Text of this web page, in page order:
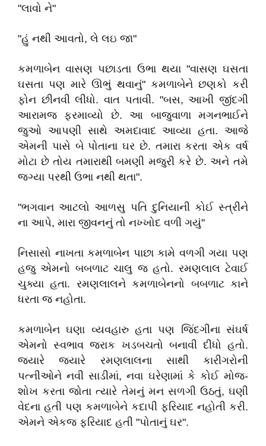
"લાવો ને"
"હું નથી આવતો, લે લઇ જા"
કમળાબેન વાસણ પછાડતા ઉભા થયા "વાસણ ઘસતા
ઘસતા પણ મારે ઊભું થવાનું" કમળાબેને છણકો કરી
ફોન છીનવી લીધો. વાત પતાવી. "બસ, આખી જીંદગી
આરામજ ફરમાવ્યો છે. આ બાજુવાળા મગનભાઈને
જુઓ આપણી સાથે અમદાવાદ આવ્યા હતા. આજે
એમની પાસે બે પોતાના ઘર છે. તમારા કરતા એક વર્ષ
મોટા છે તોય તમારાથી બમણી મજુરી કરે છે. અને તમે
જગ્યા પરથી ઉભા નથી થતા".
"ભગવાન આટલો આળસુ પતિ દુનિયાની કોઈ સ્ત્રીને
ના આપે, મારા જીવનનું તો નખ્ખોદ વળી ગયું"
નિસાસો નાખતા કમળાબેન પાછા કામે વળગી ગયા પણ
હજુ એમનો બબળાટ ચાલુ જ હતો. રમણલાલ ટેવાઈ
ચુક્યા હતા. રમણલાલને કમળાબેનનો બબળાટ કાને
ધરતા જ નહોતા.
કમળાબેન ઘણા વ્યવહારુ હતા પણ જિંદગીના સંઘર્ષ
એમનો સ્વભાવ જરાક ખડબચતો બનાવી દીધો હતો.
જયારે જયારે રમણલાલના સાથી કારીગરોની
પત્નીઓને નવી સાડીમાં, નવા ઘરેણામાં કે કોઈ મોજ-
શોખ કરતા જોતા ત્યારે તેમનું મન સળગી ઉઠતું, ઘણી
વેદના હતી પણ કમળાબેને કદાપી ફરિયાદ નહોતી કરી.
એમને એકજ ફરિયાદ હતી "પોતાનું ઘર".